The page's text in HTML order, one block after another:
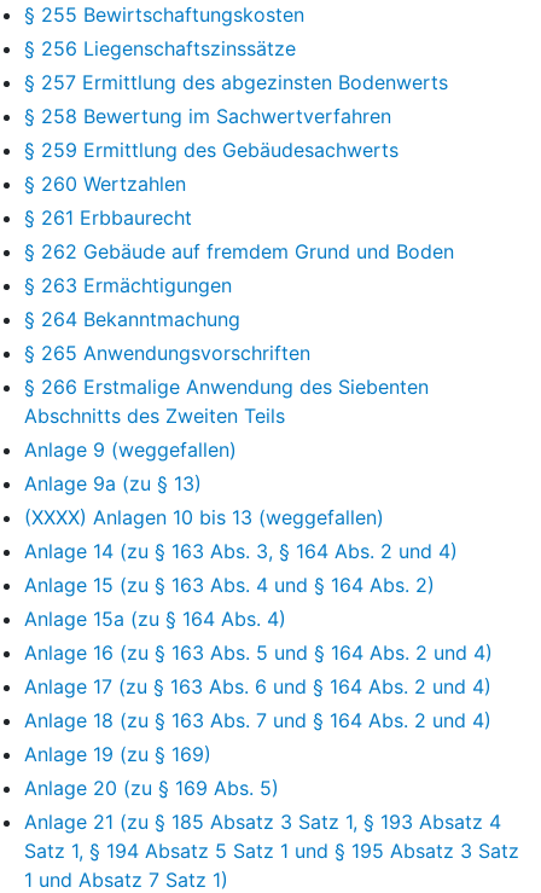
§ 255 Bewirtschaftungskosten
§ 256 Liegenschaftszinssätze
§ 257 Ermittlung des abgezinsten Bodenwerts
§ 258 Bewertung im Sachwertverfahren
§ 259 Ermittlung des Gebäudesachwerts
§ 260 Wertzahlen
§ 261 Erbbaurecht
§ 262 Gebäude auf fremdem Grund und Boden
§ 263 Ermächtigungen
§ 264 Bekanntmachung
§ 265 Anwendungsvorschriften
§ 266 Erstmalige Anwendung des Siebenten
Abschnitts des Zweiten Teils
Anlage 9 (weggefallen)
Anlage 9a (zu § 13)
(XXXX) Anlagen 10 bis 13 (weggefallen)
Anlage 14 (zu § 163 Abs. 3, § 164 Abs. 2 und 4)
Anlage 15 (zu § 163 Abs. 4 und § 164 Abs. 2)
Anlage 15a (zu § 164 Abs. 4)
Anlage 16 (zu § 163 Abs. 5 und § 164 Abs. 2 und 4)
Anlage 17 (zu § 163 Abs. 6 und § 164 Abs. 2 und 4)
Anlage 18 (zu § 163 Abs. 7 und § 164 Abs. 2 und 4)
Anlage 19 (zu § 169)
Anlage 20 (zu § 169 Abs. 5)
Anlage 21 (zu § 185 Absatz 3 Satz 1, § 193 Absatz 4
Satz 1, § 194 Absatz 5 Satz 1 und § 195 Absatz 3 Satz
1 und Absatz 7 Satz 1)